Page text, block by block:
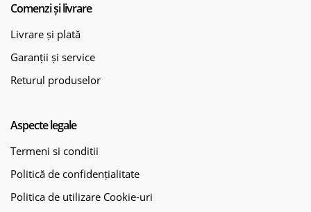
Comenzi și livrare
Livrare și plată
Garanții și service
Returul produselor
Aspecte legale
Termeni si conditii
Politică de confidențialitate
Politica de utilizare Cookie-uri